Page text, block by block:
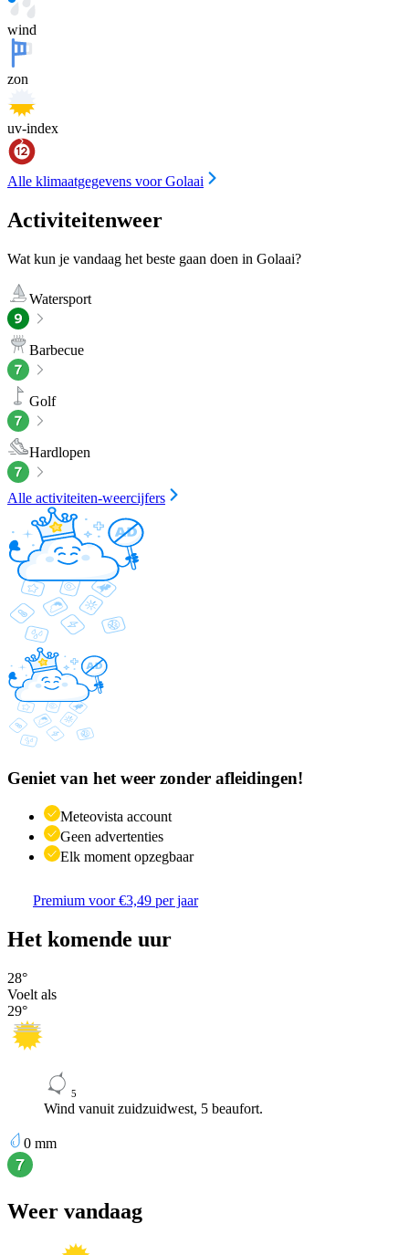
wind
zon
uv-index
Alle klimaatgegevens voor Golaai
Activiteitenweer
Wat kun je vandaag het beste gaan doen in Golaai?
Watersport
Barbecue
Golf
Hardlopen
Alle activiteiten-weercijfers
Geniet van het weer zonder afleidingen!
Meteovista account
Geen advertenties
Elk moment opzegbaar
Premium voor €3,49 per jaar
Het komende uur
28°
Voelt als
29°
5
Wind vanuit zuidzuidwest, 5 beaufort.
0 mm
Weer vandaag